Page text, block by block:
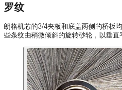
罗纹
朗格机芯的3/4夹板和底盖两侧的桥板
些条纹由稍微倾斜的旋转砂轮，以垂直